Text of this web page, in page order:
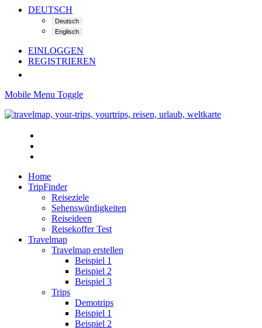
DEUTSCH
EINLOGGEN
REGISTRIEREN
Mobile Menu Toggle
Home
TripFinder
Reiseziele
Sehenswürdigkeiten
Reiseideen
Reisekoffer Test
Travelmap
Travelmap erstellen
Beispiel 1
Beispiel 2
Beispiel 3
Trips
Demotrips
Beispiel 1
Beispiel 2